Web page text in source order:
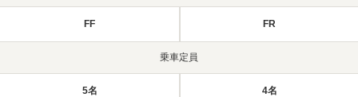
FF FR
乗車定員
5名 4名